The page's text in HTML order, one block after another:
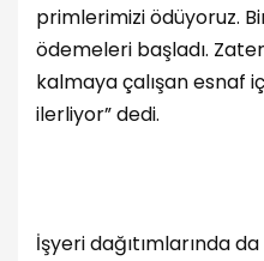
primlerimizi ödüyoruz.
ödemeleri başladı.
kalmaya çalışan esnaf
ilerliyor” dedi.
İşyeri dağıtımlarında